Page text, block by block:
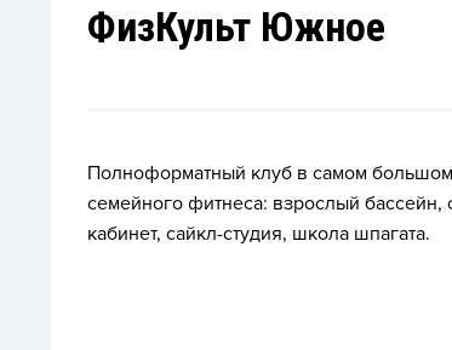
ФизКульт Южное
Полноформатный клуб в самом
семейного фитнеса: взрослый бассейн,
кабинет, сайкл-студия, школа шпагата.